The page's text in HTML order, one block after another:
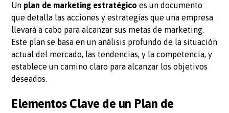
Un plan de marketing estratégico es un documento
que detalla las acciones y estrategias que una empresa
llevará a cabo para alcanzar sus metas de marketing.
Este plan se basa en un análisis profundo de la situación
actual del mercado, las tendencias, y la competencia, y
establece un camino claro para alcanzar los objetivos
deseados.
Elementos Clave de un Plan de